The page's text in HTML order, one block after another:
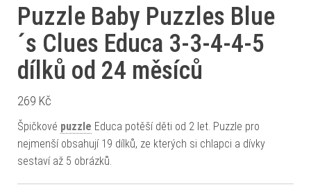
Puzzle Baby Puzzles Blue
´s Clues Educa 3-3-4-4-5
dílků od 24 měsíců
269 Kč
Špičkové puzzle Educa potěší děti od 2 let. Puzzle pro
nejmenší obsahují 19 dílků, ze kterých si chlapci a dívky
sestaví až 5 obrázků.